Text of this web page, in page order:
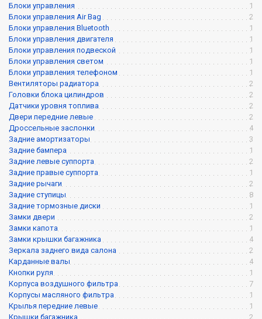
Блоки управления
1
Блоки управления Air Bag
2
Блоки управления Bluetooth
1
Блоки управления двигателя
1
Блоки управления подвеской
1
Блоки управления светом
1
Блоки управления телефоном
1
Вентиляторы радиатора
2
Головки блока цилиндров
2
Датчики уровня топлива
2
Двери передние левые
2
Дроссельные заслонки
4
Задние амортизаторы
3
Задние бампера
1
Задние левые суппорта
2
Задние правые суппорта
1
Задние рычаги
2
Задние ступицы
8
Задние тормозные диски
1
Замки двери
2
Замки капота
1
Замки крышки багажника
4
Зеркала заднего вида салона
2
Карданные валы
4
Кнопки руля
1
Корпуса воздушного фильтра
7
Корпусы масляного фильтра
1
Крылья передние левые
1
Крышки багажника
2